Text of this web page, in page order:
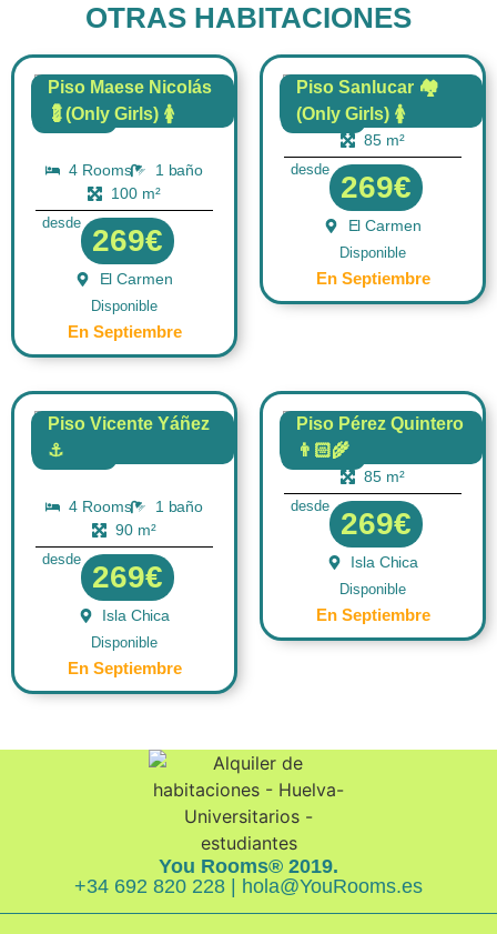
OTRAS HABITACIONES
Piso Maese Nicolás
💈(Only Girls) 🚺
FLAT
4 Rooms
1 baño
100 m²
desde
269€
El Carmen
Disponible
En Septiembre
Piso Sanlucar 🏘️
(Only Girls) 🚺
FLAT
4 Rooms
1 baño
85 m²
desde
269€
El Carmen
Disponible
En Septiembre
Piso Vicente Yáñez
⚓FLAT
4 Rooms
1 baño
90 m²
desde
269€
Isla Chica
Disponible
En Septiembre
Piso Pérez Quintero
👨🏻‍🌾
FLAT
4 Rooms
85 m²
desde
269€
Isla Chica
Disponible
En Septiembre
You Rooms® 2019.
+34 692 820 228 | hola@YouRooms.es